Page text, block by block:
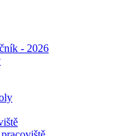
- 2026